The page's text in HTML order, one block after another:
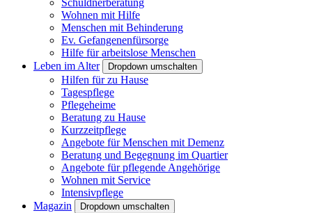
Schuldnerberatung
Wohnen mit Hilfe
Menschen mit Behinderung
Ev. Gefangenenfürsorge
Hilfe für arbeitslose Menschen
Leben im Alter
Dropdown umschalten
Hilfen für zu Hause
Tagespflege
Pflegeheime
Beratung zu Hause
Kurzzeitpflege
Angebote für Menschen mit Demenz
Beratung und Begegnung im Quartier
Angebote für pflegende Angehörige
Wohnen mit Service
Intensivpflege
Magazin
Dropdown umschalten